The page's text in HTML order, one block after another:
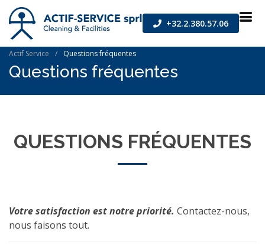
+32.2.380.57.06
Actif Service Questions fréquentes
Questions fréquentes
QUESTIONS FRÉQUENTES
Votre satisfaction est notre priorité. Contactez-nous,
nous faisons tout.